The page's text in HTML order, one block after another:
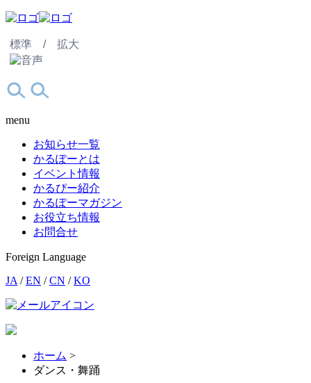
標準 / 拡大
menu
お知らせ一覧
かるぽーとは
イベント情報
かるぴー紹介
かるぽーマガジン
お役立ち情報
お問合せ
Foreign Language
JA /EN /CN /KO
ホーム >
ダンス・舞踊